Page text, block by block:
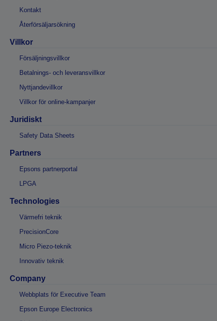
Kontakt
Återförsäljarsökning
Villkor
Försäljningsvillkor
Betalnings- och leveransvillkor
Nyttjandevillkor
Villkor för online-kampanjer
Juridiskt
Safety Data Sheets
Partners
Epsons partnerportal
LPGA
Technologies
Värmefri teknik
PrecisionCore
Micro Piezo-teknik
Innovativ teknik
Company
Webbplats för Executive Team
Epson Europe Electronics